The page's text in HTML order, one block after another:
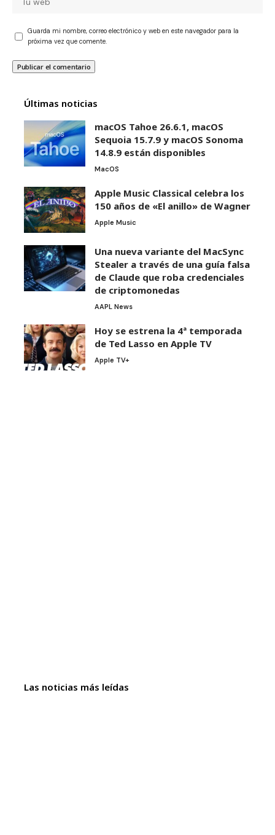
Guarda mi nombre, correo electrónico y web en este navegador para la
próxima vez que comente.
Últimas noticias
macOS Tahoe 26.6.1, macOS
Sequoia 15.7.9 y macOS Sonoma
14.8.9 están disponibles
MacOS
Apple Music Classical celebra los
150 años de «El anillo» de Wagner
Apple Music
Una nueva variante del MacSync
Stealer a través de una guía falsa
de Claude que roba credenciales
de criptomonedas
AAPL News
Hoy se estrena la 4ª temporada
de Ted Lasso en Apple TV
Apple TV+
Las noticias más leídas